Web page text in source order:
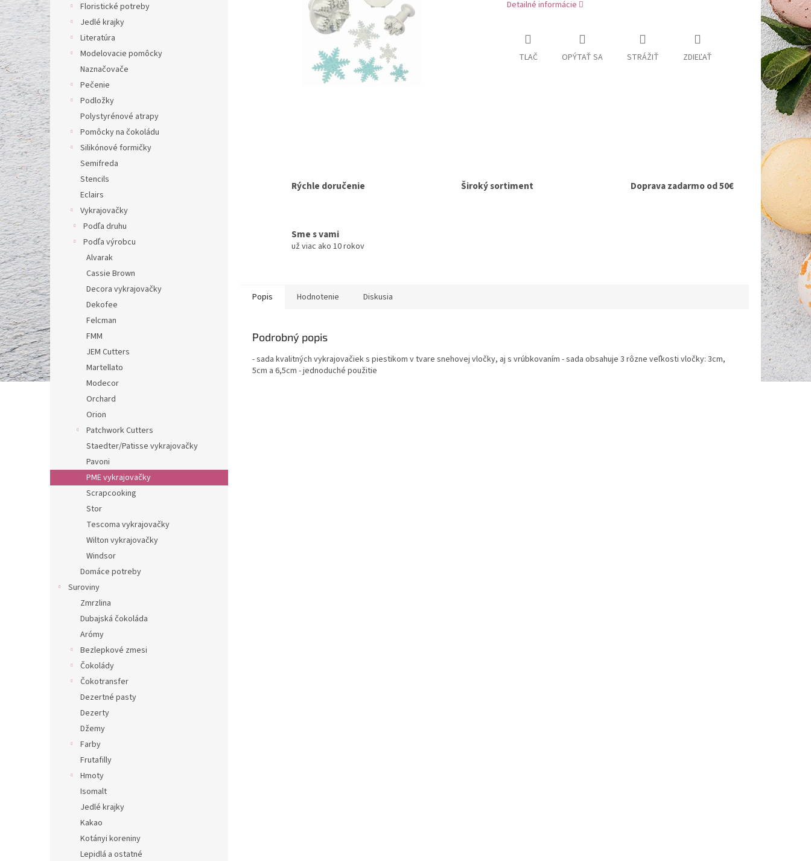
Floristické potreby
Jedlé krajky
Literatúra
Modelovacie pomôcky
Naznačovače
Pečenie
Podložky
Polystyrénové atrapy
Pomôcky na čokoládu
Silikónové formičky
Semifreda
Stencils
Eclairs
Vykrajovačky
Podľa druhu
Podľa výrobcu
Alvarak
Cassie Brown
Decora vykrajovačky
Dekofee
Felcman
FMM
JEM Cutters
Martellato
Modecor
Orchard
Orion
Patchwork Cutters
Staedter/Patisse vykrajovačky
Pavoni
PME vykrajovačky
Scrapcooking
Stor
Tescoma vykrajovačky
Wilton vykrajovačky
Windsor
Domáce potreby
Suroviny
Zmrzlina
Dubajská čokoláda
Arómy
Bezlepkové zmesi
Čokolády
Čokotransfer
Dezertné pasty
Dezerty
Džemy
Farby
Frutafilly
Hmoty
Isomalt
Jedlé krajky
Kakao
Kotányi koreniny
Lepidlá a ostatné
Detailné informácie
TLAČ OPÝTAŤ SA STRÁŽIŤ ZDIEĽAŤ
Rýchle doručenie Široký sortiment Doprava zadarmo od 50€
Sme s vami
už viac ako 10 rokov
Popis Hodnotenie Diskusia
Podrobný popis
- sada kvalitných vykrajovačiek s piestikom v tvare snehovej vločky, aj s vrúbkovaním - sada obsahuje 3 rôzne veľkosti vločky: 3cm,
5cm a 6,5cm - jednoduché použitie